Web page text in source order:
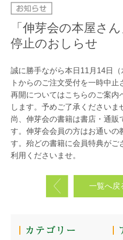
「伸芽会の本屋さ
停止のおしらせ
誠に勝手ながら本日11月14日
トからのご注文受付を一時中止
再開についてはこちらのご案内
します。予めご了承くださいま
尚、伸芽会の書籍は書店・通販
す。伸芽会会員の方はお通いの
す。殆どの書籍に会員特典がご
利用くださいませ。
一覧へ戻